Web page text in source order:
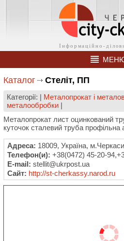
Каталог Стеліт, ПП
Категорії: | Металопрокат і
металообробки |
Металопрокат лист оцинкований
куточок сталевий труба профільна
Адреса: 18009, Україна,
Телефон(и): +38(0472) 45-20-
E-mail: stellit@ukrpost.ua
Сайт: http://st-cherkassy.narod.ru